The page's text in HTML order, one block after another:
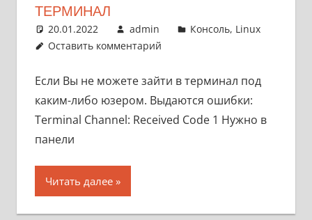
ТЕРМИНАЛ
20.01.2022 admin Консоль, Linux
Оставить комментарий
Если Вы не можете зайти в терминал под
каким-либо юзером. Выдаются ошибки:
Terminal Channel: Received Code 1 Нужно в
панели
Читать далее